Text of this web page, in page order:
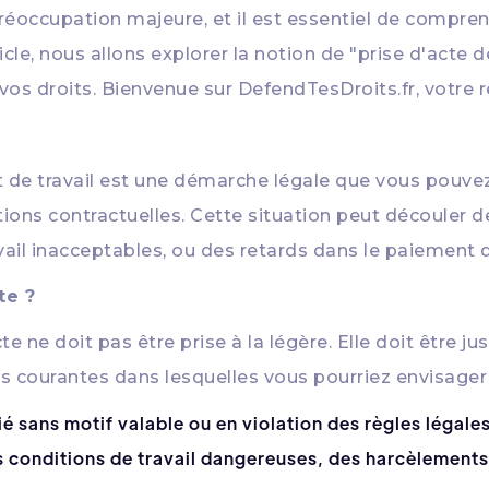
majeure, et il est essentiel de
nous allons explorer la notion de "prise d'acte
droits. Bienvenue sur DefendTesDroits.fr, votre
travail est une démarche légale que vous
contractuelles. Cette situation peut découler
inacceptables, ou des retards dans le paiement
?
ne doit pas être prise à la légère. Elle doit être
dans lesquelles vous pourriez
sans motif valable ou en violation des règles
conditions de travail dangereuses, des